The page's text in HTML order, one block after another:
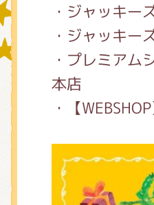
・ジャッキー
・ジャッキー
・プレミア
本店
・【WEBSHOP
おたのしみ
チア ジャッ
くまのがっ